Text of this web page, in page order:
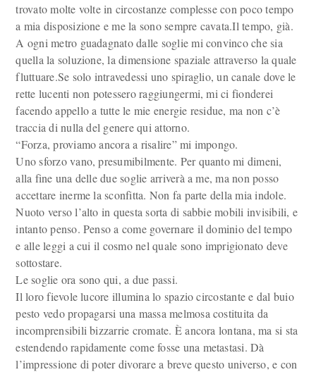
trovato molte volte in circostanze complesse con poco tempo
a mia disposizione e me la sono sempre cavata.Il tempo, già.
A ogni metro guadagnato dalle soglie mi convinco che sia
quella la soluzione, la dimensione spaziale attraverso la quale
fluttuare.Se solo intravedessi uno spiraglio, un canale dove le
rette lucenti non potessero raggiungermi, mi ci fionderei
facendo appello a tutte le mie energie residue, ma non c’è
traccia di nulla del genere qui attorno.
“Forza, proviamo ancora a risalire” mi impongo.
Uno sforzo vano, presumibilmente. Per quanto mi dimeni,
alla fine una delle due soglie arriverà a me, ma non posso
accettare inerme la sconfitta. Non fa parte della mia indole.
Nuoto verso l’alto in questa sorta di sabbie mobili invisibili, e
intanto penso. Penso a come governare il dominio del tempo
e alle leggi a cui il cosmo nel quale sono imprigionato deve
sottostare.
Le soglie ora sono qui, a due passi.
Il loro fievole lucore illumina lo spazio circostante e dal buio
pesto vedo propagarsi una massa melmosa costituita da
incomprensibili bizzarrie cromate. È ancora lontana, ma si sta
estendendo rapidamente come fosse una metastasi. Dà
l’impressione di poter divorare a breve questo universo, e con